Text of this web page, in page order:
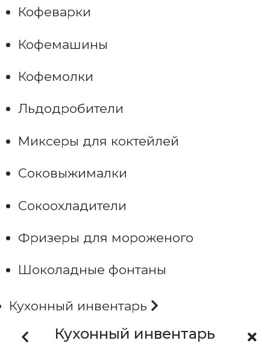
Кофеварки
Кофемашины
Кофемолки
Льдодробители
Миксеры для коктейлей
Соковыжималки
Сокоохладители
Фризеры для мороженого
Шоколадные фонтаны
Кухонный инвентарь
Кухонный инвентарь